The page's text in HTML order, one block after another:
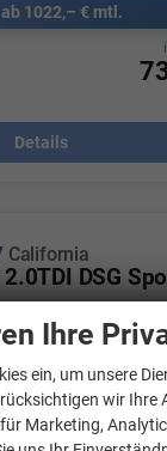
ab 1022,– € mtl.
Details
California
Ihre
ein, um unsere
wir Ihre
Marketing,